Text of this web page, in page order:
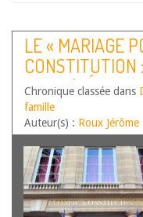
LE « MARIAGE
FOND
Chronique classée dans
famille
Auteur(s) : Roux Jérôme